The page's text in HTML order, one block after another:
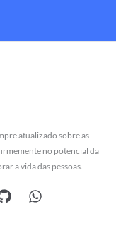
atualizado sobre as
no potencial da
a vida das pessoas.